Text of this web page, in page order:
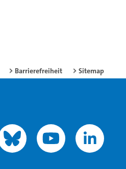
Barrierefreiheit Sitemap